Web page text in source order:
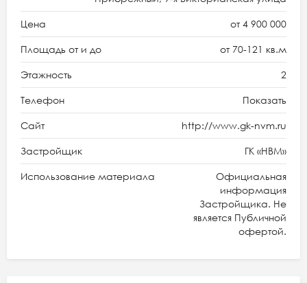
Цена от 4 900 000
Площадь от и до от 70-121 кв.м
Этажность 2
Телефон Показать
Сайт http://www.gk-nvm.ru
Застройщик ГК «HBM»
Использование материала
Официальная
информация
Застройщика. Не
является Публичной
офертой.